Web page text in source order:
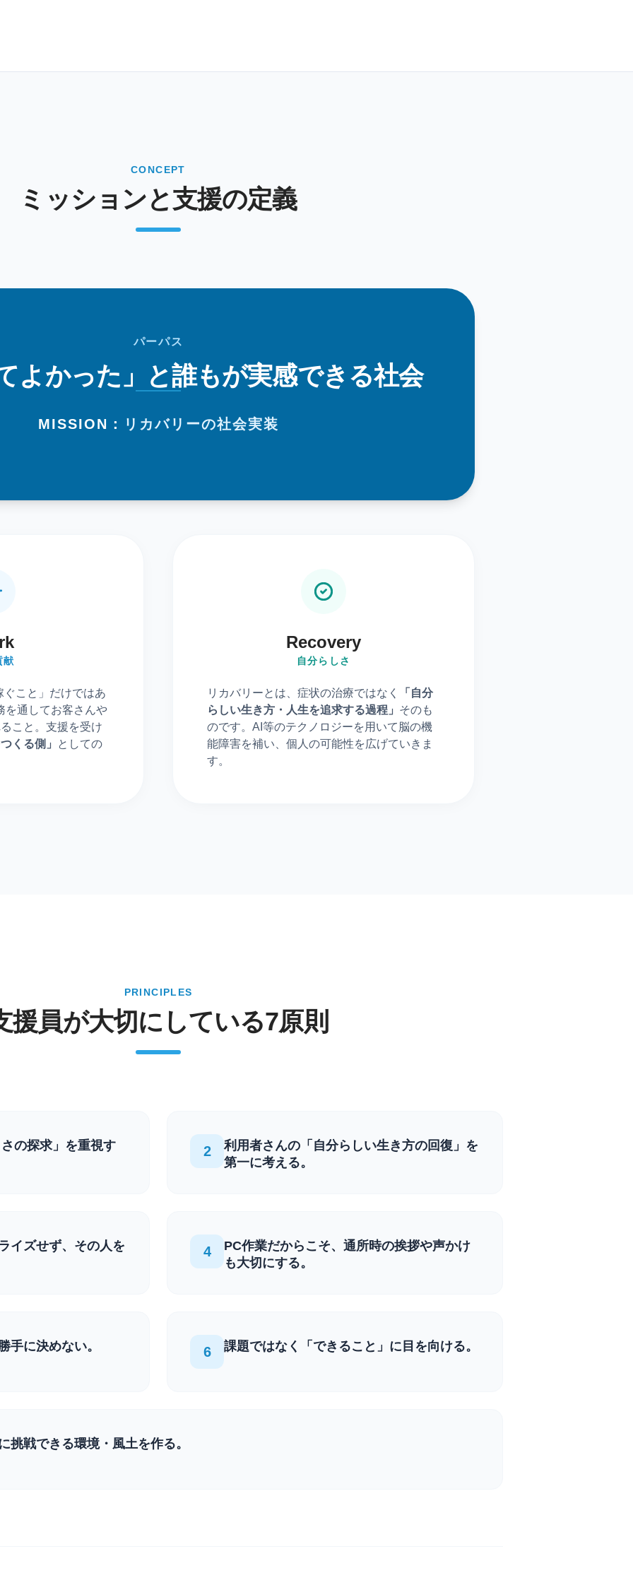
CONCEPT
ミッションと支援の定義
パーパス
よかった」と誰もが実感できる社会
MISSION： リカバリーの社会実装
献
こと」だけではあ
を通してお客さんや
こと。 支援を受け
くる側」
としての
Recovery
自分らしさ
リカバリーとは、症状の治療ではなく
「自分
らしい生き方・人生を追求する過程」 そのも
のです。 AI等のテクノロジーを用いて脳の機
能障害を補い、個人の可能性を広げていきま
す。
PRINCIPLES
援員が大切にしている7原則
の探求」を重視す 2
利用者さんの「自分らしい生き方の回復」を
第一に考える。
イズせず、その人を 4
PC作業だからこそ、通所時の挨拶や声かけ
も大切にする。
手に決めない。 6 課題ではなく「できること」に目を向ける。
挑戦できる環境・風土を作る。